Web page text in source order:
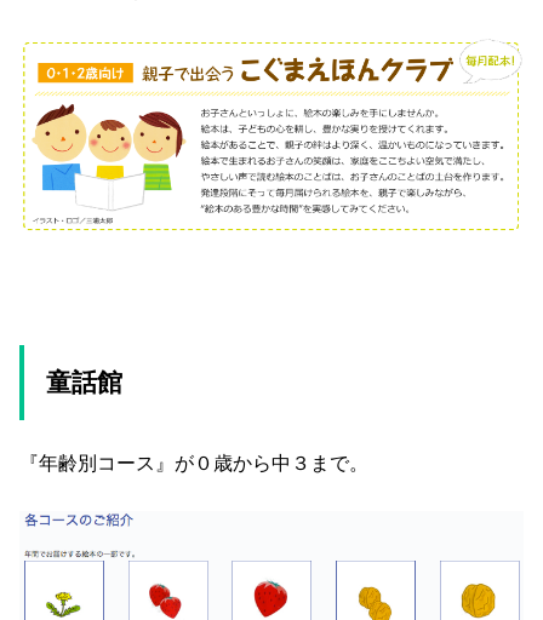
童話館
『年齢別コース』が０歳から中３まで。